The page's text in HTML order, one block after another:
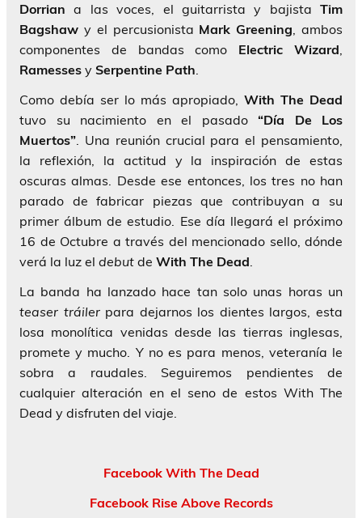
Dorrian a las voces, el guitarrista y bajista Tim
Bagshaw y el percusionista Mark Greening , ambos
componentes de bandas como Electric Wizard
Ramesses y Serpentine Path
Como debía ser lo más apropiado, With The Dead
tuvo su nacimiento en el pasado “Día De Los
Muertos” . Una reunión crucial para el pensamiento,
la reflexión, la actitud y la inspiración de estas
oscuras almas. Desde ese entonces, los tres no han
parado de fabricar piezas que contribuyan a su
primer álbum de estudio. Ese día llegará el próximo
16 de Octubre a través del mencionado sello, dónde
verá la luz el debut de With The Dead
La banda ha lanzado hace tan solo unas horas un
teaser tráilerpara dejarnos los dientes largos, esta
losa monolítica venidas desde las tierras inglesas,
promete y mucho. Y no es para menos, veteranía le
sobra a raudales. Seguiremos pendientes de
cualquier alteración en el seno de estos With The
Dead y disfruten del viaje.
Facebook With The Dead
Facebook Rise Above Records